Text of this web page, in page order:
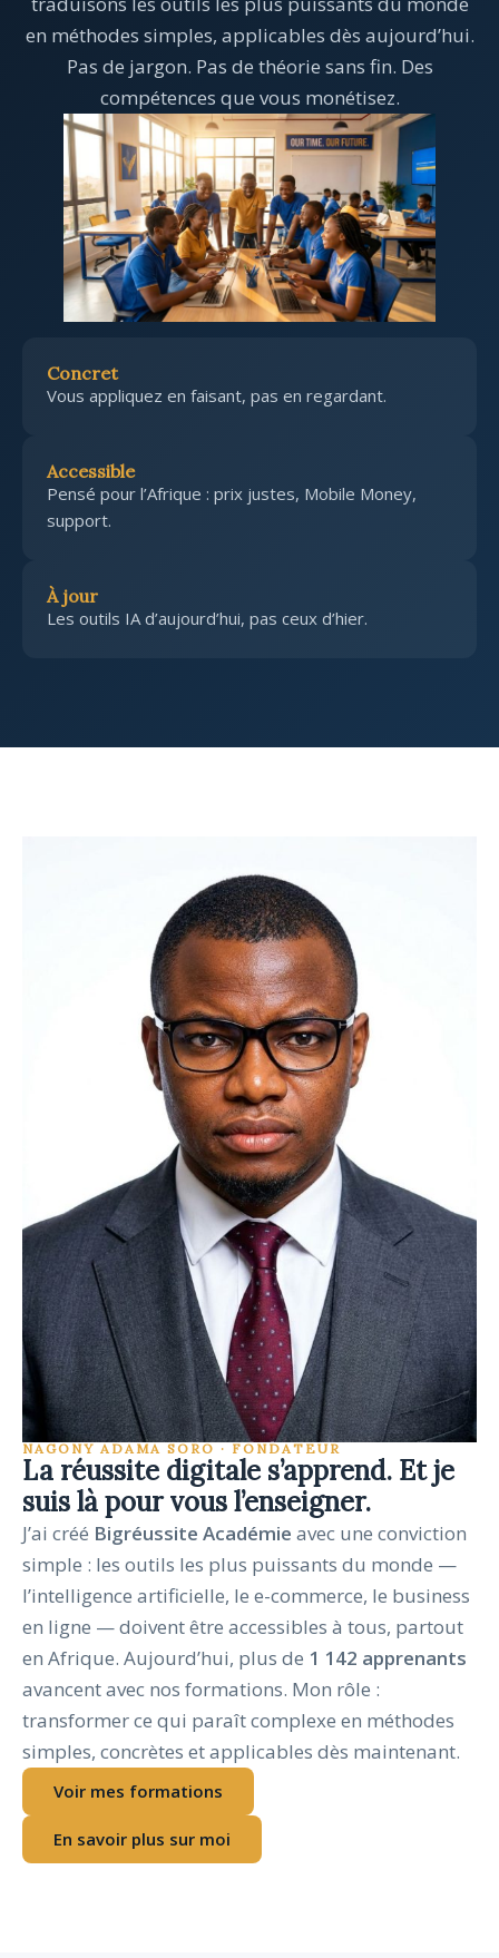
en méthodes simples, applicables dès aujourd’hui.
Pas de jargon. Pas de théorie sans fin. Des
compétences que vous monétisez.
Concret
Vous appliquez en faisant, pas en regardant.
Accessible
Pensé pour l’Afrique : prix justes, Mobile Money,
support.
À jour
Les outils IA d’aujourd’hui, pas ceux d’hier.
NAGONY ADAMA SORO · FONDATEUR
La réussite digitale s’apprend. Et je
suis là pour vous l’enseigner.
J’ai créé Bigréussite Académie avec une conviction
simple : les outils les plus puissants du monde —
l’intelligence artificielle, le e-commerce, le business
en ligne — doivent être accessibles à tous, partout
en Afrique. Aujourd’hui, plus de 1 142 apprenants
avancent avec nos formations. Mon rôle :
transformer ce qui paraît complexe en méthodes
simples, concrètes et applicables dès maintenant.
Voir mes formations
En savoir plus sur moi